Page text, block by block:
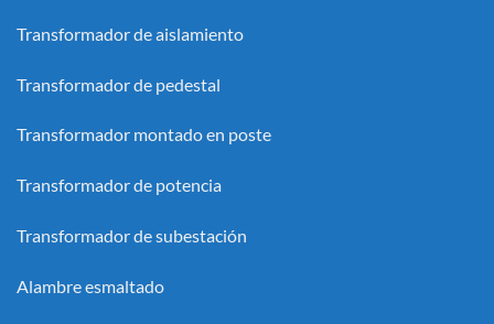
Transformador de aislamiento
Transformador de pedestal
Transformador montado en poste
Transformador de potencia
Transformador de subestación
Alambre esmaltado